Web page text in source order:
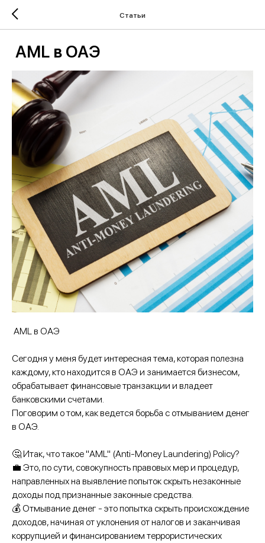
Статьи
AML в ОАЭ
AML в ОАЭ
Сегодня у меня будет интересная тема, которая полезна
каждому, кто находится в ОАЭ и занимается бизнесом,
обрабатывает финансовые транзакции и владеет
банковскими счетами.
Поговорим о том, как ведется борьба с отмыванием денег
в ОАЭ.
🤔 Итак, что такое "AML" (Anti-Money Laundering) Policy?
💼 Это, по сути, совокупность правовых мер и процедур,
направленных на выявление попыток скрыть незаконные
доходы под признанные законные средства.
💰 Отмывание денег - это попытка скрыть происхождение
доходов, начиная от уклонения от налогов и заканчивая
коррупцией и финансированием террористических